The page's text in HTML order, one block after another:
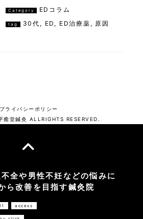
Category EDコラム
tag 30代 , ED , ED治療薬 , 原因
プライバシーポリシー
堂鍼灸 ALLRIGHTS RESERVED.
全や男性不妊などの悩みに
ら改善を目指す鍼灸院
access